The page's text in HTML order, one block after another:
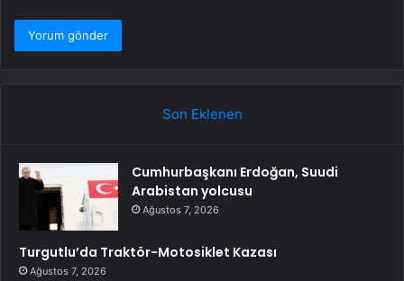
Son Eklenen
Cumhurbaşkanı Erdoğan, Suudi
Arabistan yolcusu
Ağustos 7, 2026
Turgutlu’da Traktör-Motosiklet Kazası
Ağustos 7, 2026